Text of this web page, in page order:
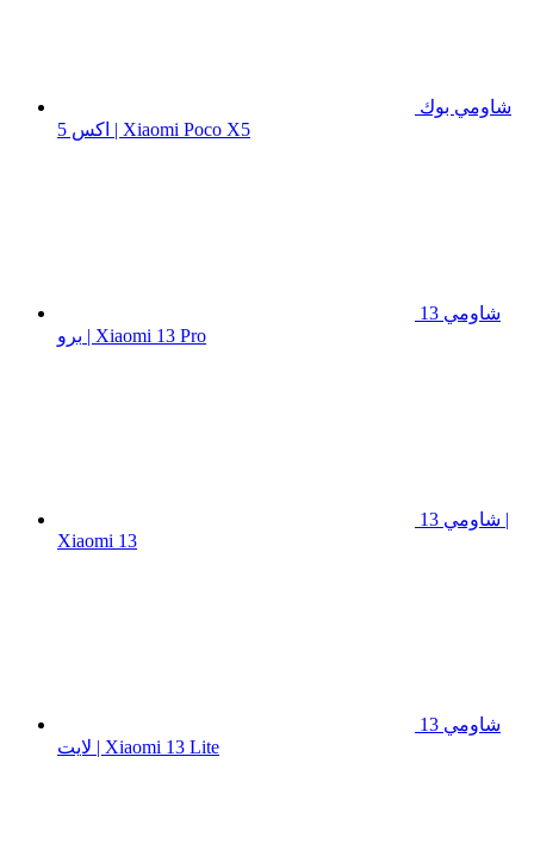
شاومي بوك
اكس 5 | Xiaomi Poco X5
شاومي 13
برو | Xiaomi 13 Pro
شاومي 13 |
Xiaomi 13
شاومي 13
لايت | Xiaomi 13 Lite